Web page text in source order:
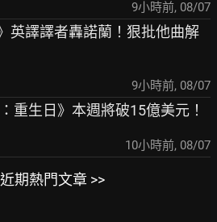
9小時前, 08/07
英譯譯者轟諾蘭！狠批他曲解
9小時前, 08/07
重生日》本週將破15億美元！
10小時前, 08/07
期熱門文章 >>